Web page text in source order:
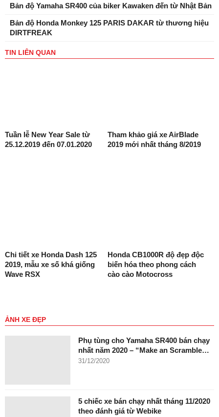
Bản độ Yamaha SR400 của biker Kawaken đến từ Nhật Bản
Bản độ Honda Monkey 125 PARIS DAKAR từ thương hiệu
DIRTFREAK
TIN LIÊN QUAN
Tuần lễ New Year Sale từ
25.12.2019 đến 07.01.2020
Tham khảo giá xe AirBlade
2019 mới nhất tháng 8/2019
Chi tiết xe Honda Dash 125
2019, mẫu xe số khá giống
Wave RSX
Honda CB1000R độ đẹp độc
biến hóa theo phong cách
cào cào Motocross
ẢNH XE ĐẸP
Phụ tùng cho Yamaha SR400 bán chạy
nhất năm 2020 – “Make an Scramble…
31/12/2020
5 chiếc xe bán chạy nhất tháng 11/2020
theo đánh giá từ Webike